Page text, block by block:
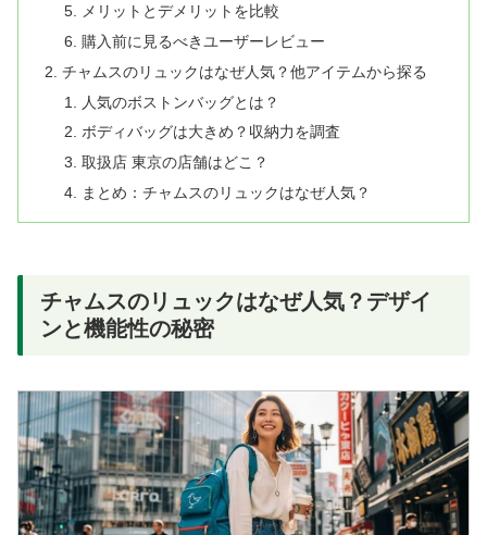
メリットとデメリットを比較
購入前に見るべきユーザーレビュー
チャムスのリュックはなぜ人気？他アイテムから探る
人気のボストンバッグとは？
ボディバッグは大きめ？収納力を調査
取扱店 東京の店舗はどこ？
まとめ：チャムスのリュックはなぜ人気？
チャムスのリュックはなぜ人気？デザイ
ンと機能性の秘密